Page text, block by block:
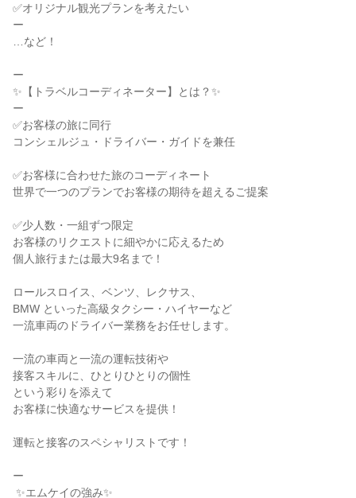
✅オリジナル観光プランを考えたい
ー
…など！
ー
✨【トラベルコーディネーター】とは？✨
ー
✅お客様の旅に同行
コンシェルジュ・ドライバー・ガイドを兼任
✅お客様に合わせた旅のコーディネート
世界で一つのプランでお客様の期待を超えるご提案
✅少人数・一組ずつ限定
お客様のリクエストに細やかに応えるため
個人旅行または最大9名まで！
ロールスロイス、ベンツ、レクサス、
BMW といった高級タクシー・ハイヤーなど
一流車両のドライバー業務をお任せします。
一流の車両と一流の運転技術や
接客スキルに、ひとりひとりの個性
という彩りを添えて
お客様に快適なサービスを提供！
運転と接客のスペシャリストです！
ー